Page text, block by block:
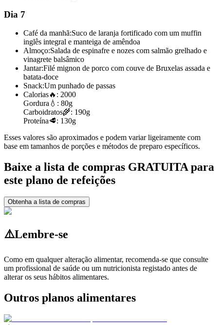
Dia 7
Café da manhã:Suco de laranja fortificado com um muffin
inglês integral e manteiga de amêndoa
Almoço:Salada de espinafre e nozes com salmão grelhado e
vinagrete balsâmico
Jantar:Filé mignon de porco com couve de Bruxelas assada e
batata-doce
Snack:Um punhado de passas
Calorias🔥: 2000
Gordura 💧: 80g
Carboidratos🌾: 190g
Proteína🥩: 130g
Esses valores são aproximados e podem variar ligeiramente com
base em tamanhos de porções e métodos de preparo específicos.
Baixe a lista de compras GRATUITA para
este plano de refeições
Obtenha a lista de compras
⚠️Lembre-se
Como em qualquer alteração alimentar, recomenda-se que consulte
um profissional de saúde ou um nutricionista registado antes de
alterar os seus hábitos alimentares.
Outros planos alimentares